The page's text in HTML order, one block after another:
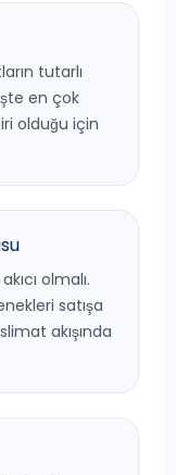
tutarlı
en çok
olduğu için
olmalı.
satışa
akışında